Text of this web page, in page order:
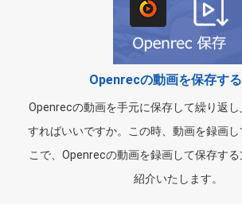
Openrecの動画を保存す
Openrecの動画を手元に保存して繰り返し
すればいいですか。この時、動画を録画し
こで、Openrecの動画を録画して保存す
紹介いたします。